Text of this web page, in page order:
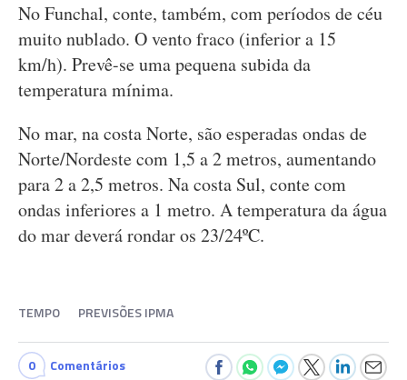
No Funchal, conte, também, com períodos de céu
muito nublado. O vento fraco (inferior a 15
km/h). Prevê-se uma pequena subida da
temperatura mínima.
No mar, na costa Norte, são esperadas ondas de
Norte/Nordeste com 1,5 a 2 metros, aumentando
para 2 a 2,5 metros. Na costa Sul, conte com
ondas inferiores a 1 metro. A temperatura da água
do mar deverá rondar os 23/24ºC.
TEMPO PREVISÕES IPMA
0 Comentários